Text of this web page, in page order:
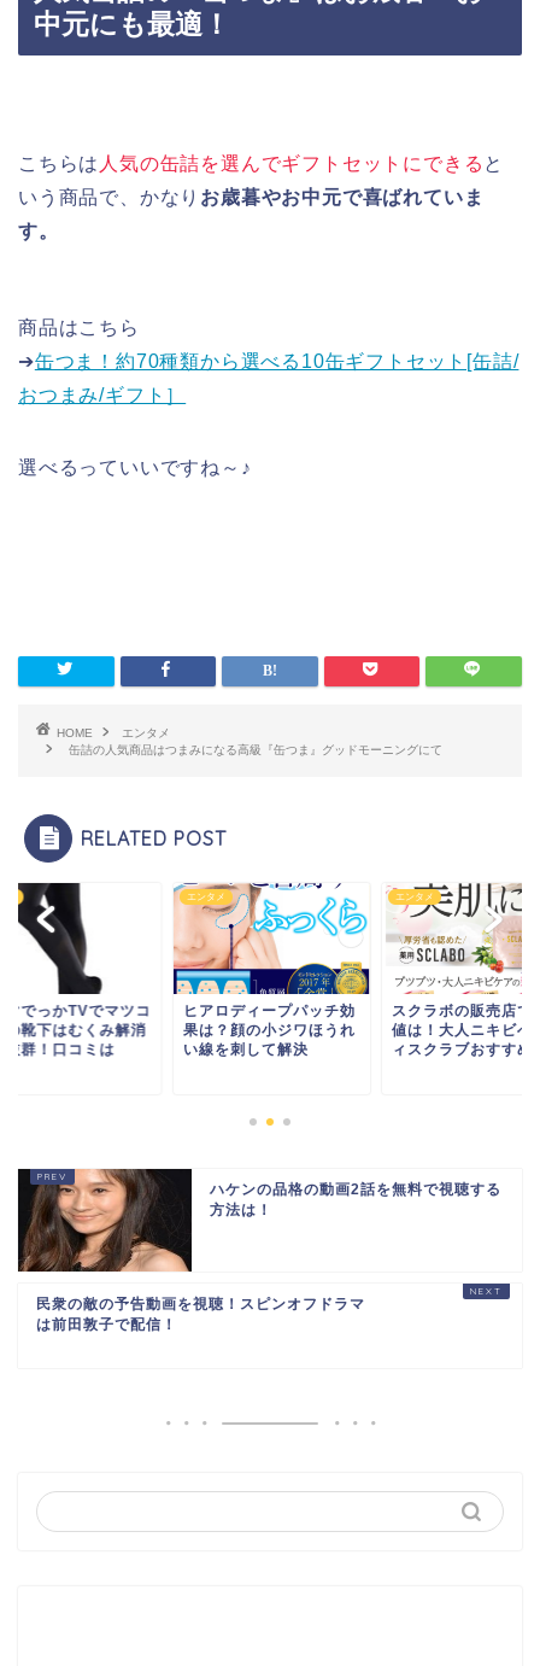
中元にも最適！
こちらは 人気の缶詰を選んでギフトセットにできる と
いう商品で、かなり お歳暮やお中元で喜ばれていま
す。
商品はこちら
➔缶つま！約70種類から選べる10缶ギフトセット[缶詰/
おつまみ/ギフト］
選べるっていいですね～♪
HOME
エンタメ
缶詰の人気商品はつまみになる高級『缶つま』グッドモーニングにて
RELATED POST
タメ
ロディープパッチ効
？顔の小ジワほうれ
を刺して解決
エンタメ
スクラボの販売店で最安
値は！大人ニキビへボデ
ィスクラブおすすめ
エンタメ
ホンマでっかTVで
愛用の靴下はむく
効果抜群！口コミは
ハケンの品格の動画2話を無料で視聴する
方法は！
民衆の敵の予告動画を視聴！スピンオフドラマ
は前田敦子で配信！